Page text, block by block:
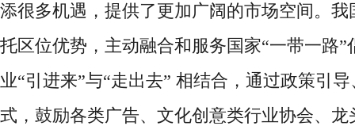
添很多机遇，提供了更加广阔的市场空间。我
托区位优势，主动融合和服务国家“一带一路”
业“引进来”与“走出去” 相结合，通过政策引
式，鼓励各类广告、文化创意类行业协会、龙